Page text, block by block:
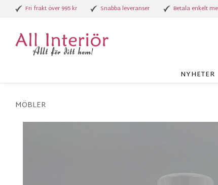
Fri frakt över 995 kr Snabba leveranser Betala enkelt
NYHETER
MÖBLER